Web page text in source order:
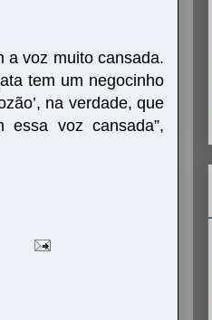
a voz muito cansada.
tem um negocinho
na verdade, que
voz cansada”,